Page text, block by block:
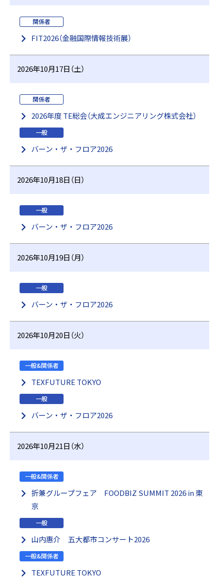
関係者
FIT2026（金融国際情報技術展）
2026年10月17日（土）
関係者
2026年度 TE総会（大成エンジニアリング株式会社）
一般
バーン・ザ・フロア2026
2026年10月18日（日）
一般
バーン・ザ・フロア2026
2026年10月19日（月）
一般
バーン・ザ・フロア2026
2026年10月20日（火）
一般&関係者
TEXFUTURE TOKYO
一般
バーン・ザ・フロア2026
2026年10月21日（水）
一般&関係者
折兼グループフェア FOODBIZ SUMMIT 2026 in 東
京
一般
山内惠介 五大都市コンサート2026
一般&関係者
TEXFUTURE TOKYO